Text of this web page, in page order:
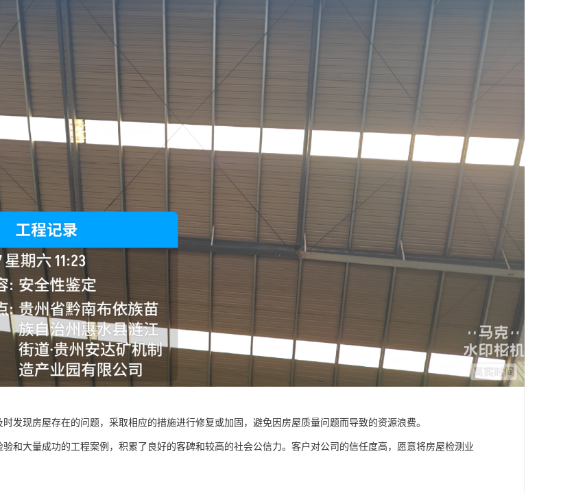
发现房屋存在的问题，采取相应的措施进行修复或加固，避免因房屋质量问题而导致的资源浪费。
和大量成功的工程案例，积累了良好的客碑和较高的社会公信力。客户对公司的信任度高，愿意将房屋检测业